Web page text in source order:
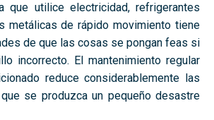
que utilice electricidad, refrigerantes
metálicas de rápido movimiento tiene
de que las cosas se pongan feas si
incorrecto. El mantenimiento regular
reduce considerablemente las
se produzca un pequeño desastre